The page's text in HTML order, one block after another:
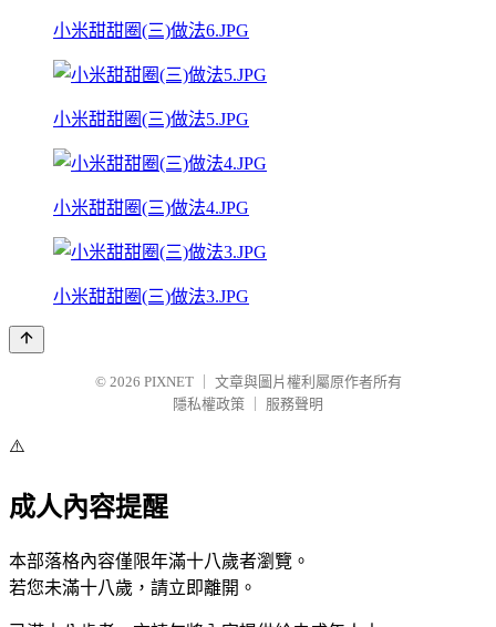
小米甜甜圈(三)做法6.JPG
小米甜甜圈(三)做法5.JPG
小米甜甜圈(三)做法4.JPG
小米甜甜圈(三)做法3.JPG
© 2026 PIXNET
文章與圖片權利屬原作者所有
隱私權政策
服務聲明
⚠️
成人內容提醒
本部落格內容僅限年滿十八歲者瀏覽。
若您未滿十八歲，請立即離開。